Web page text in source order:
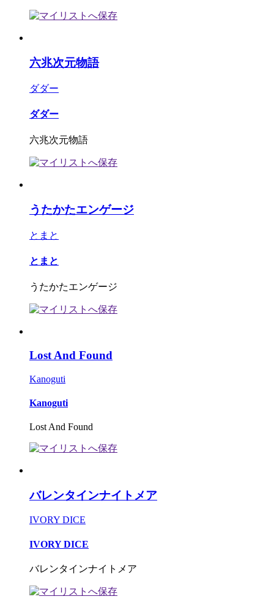
六兆次元物語
ダダー
ダダー
六兆次元物語
うたかたエンゲージ
とまと
とまと
うたかたエンゲージ
Lost And Found
Kanoguti
Kanoguti
Lost And Found
バレンタインナイトメア
IVORY DICE
IVORY DICE
バレンタインナイトメア